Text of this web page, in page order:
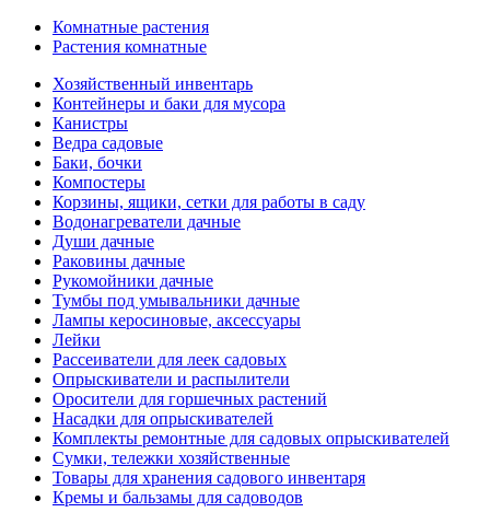
Комнатные растения
Растения комнатные
Хозяйственный инвентарь
Контейнеры и баки для мусора
Канистры
Ведра садовые
Баки, бочки
Компостеры
Корзины, ящики, сетки для работы в саду
Водонагреватели дачные
Души дачные
Раковины дачные
Рукомойники дачные
Тумбы под умывальники дачные
Лампы керосиновые, аксессуары
Лейки
Рассеиватели для леек садовых
Опрыскиватели и распылители
Оросители для горшечных растений
Насадки для опрыскивателей
Комплекты ремонтные для садовых опрыскивателей
Сумки, тележки хозяйственные
Товары для хранения садового инвентаря
Кремы и бальзамы для садоводов